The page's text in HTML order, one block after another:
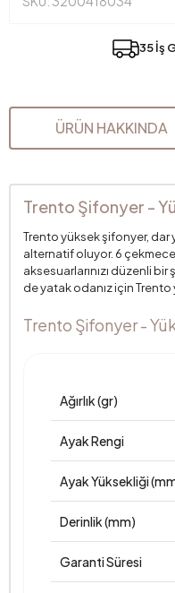
35 İş
ÜRÜN HAKKINDA
Trento Şifonyer -
Trento yüksek şifonyer, dar
alternatif oluyor. 6
aksesuarlarınızı düzenli
de yatak odanız için
Trento Şifonyer -
Ağırlık (gr)
Ayak Rengi
Ayak Yüksekliği
Derinlik (mm)
Garanti Süresi